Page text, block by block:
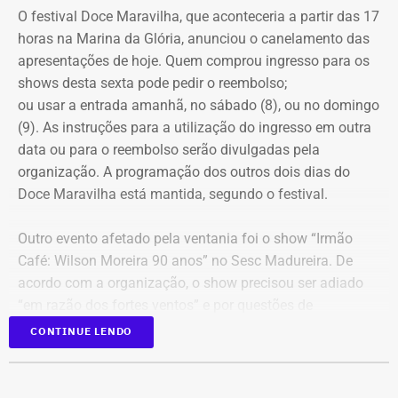
“A estratégia é de soma, não de competição”, disse.
O festival Doce Maravilha, que aconteceria a partir das 17
horas na Marina da Glória, anunciou o canelamento das
apresentações de hoje. Quem comprou ingresso para os
shows desta sexta pode pedir o reembolso;
ou usar a entrada amanhã, no sábado (8), ou no domingo
(9). As instruções para a utilização do ingresso em outra
data ou para o reembolso serão divulgadas pela
organização. A programação dos outros dois dias do
Doce Maravilha está mantida, segundo o festival.
Outro evento afetado pela ventania foi o show “Irmão
Café: Wilson Moreira 90 anos” no Sesc Madureira. De
acordo com a organização, o show precisou ser adiado
segurança do público, da equipe técnica e dos artistas.
Uma nova data ainda será definida e divulgada.
CONTINUE LENDO